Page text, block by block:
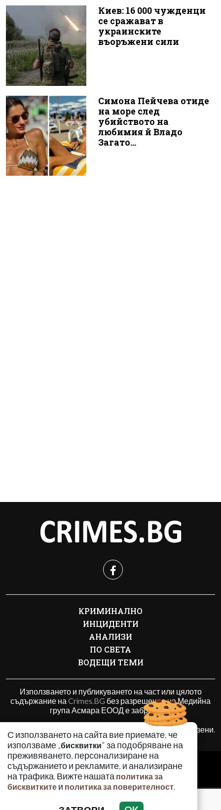
Киев: 16 000 чужденци
се сражават в
украинските
въоръжени сили
Симона Пейчева отиде
на море след
убийството на
любимия й Владо
Загато...
С използването на сайта вие приемате, че
използваме „бисквитки" за подобряване на
преживяването, персонализиране на
съдържанието и рекламите, и анализиране
на трафика. Вижте нашата политика за
бисквитките и политика за поверителност.
КРИМИНАЛНО
ИНЦИДЕНТИ
АНАЛИЗИ
ПО СВЕТА
ВОДЕЩИ ТЕМИ
Използването и публикуването на част или цялото
съдържание на Crimes.BG без разрешение на Медийна
група Асмара ЕООД е забранено.
© 2010 - 2026 | Crimes.BG. Всички права запазени.
РЕКЛАМА
КОНТАКТИ
ОБЩИ УСЛОВИЯ